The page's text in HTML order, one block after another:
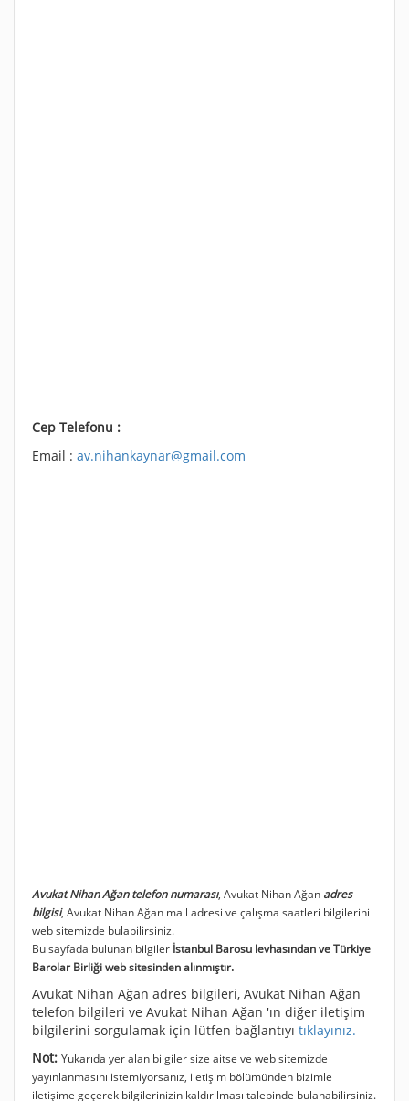
Cep Telefonu :
Email : av.nihankaynar@gmail.com
Avukat Nihan Ağan telefon numarası, Avukat Nihan Ağan adres
bilgisi, Avukat Nihan Ağan mail adresi ve çalışma saatleri bilgilerini
web sitemizde bulabilirsiniz.
Bu sayfada bulunan bilgiler İstanbul Barosu levhasından ve Türkiye
Barolar Birliği web sitesinden alınmıştır.
Avukat Nihan Ağan adres bilgileri, Avukat Nihan Ağan
telefon bilgileri ve Avukat Nihan Ağan 'ın diğer iletişim
bilgilerini sorgulamak için lütfen bağlantıyı tıklayınız.
Not: Yukarıda yer alan bilgiler size aitse ve web sitemizde
yayınlanmasını istemiyorsanız, iletişim bölümünden bizimle
iletişime geçerek bilgilerinizin kaldırılması talebinde bulanabilirsiniz.